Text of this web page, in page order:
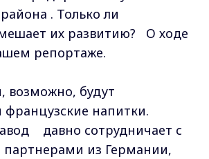
. Только ли
их развитию? О ходе
репортаже.
возможно, будут
французские напитки.
давно сотрудничает с
из Германии,